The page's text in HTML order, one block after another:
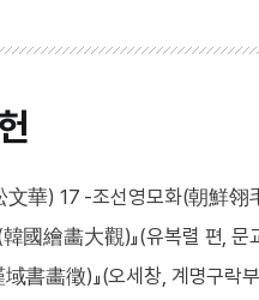
文華) 17 -조선영모화(朝鮮翎
韓國繪畵大觀)』(유복렬 편, 문
域書畵徵)』(오세창, 계명구락